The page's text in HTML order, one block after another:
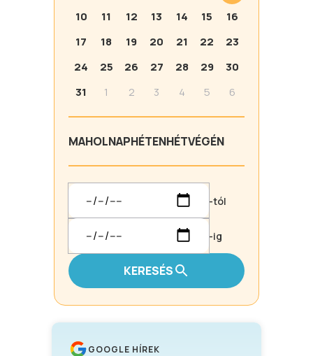
10 11 12 13 14 15
16
17
18 19 20 21 22
23
24
25 26 27 28 29
30
31
1 2 3 4 5 6
MAHOLNAPHÉTENHÉTVÉGÉN
-tól
-ig
KERESÉS
GOOGLE HÍREK